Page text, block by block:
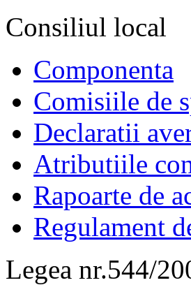
Consiliul local
Componenta
Comisiile de
Declaratii
Atributiile
Rapoarte de
Regulament
Legea nr.544/